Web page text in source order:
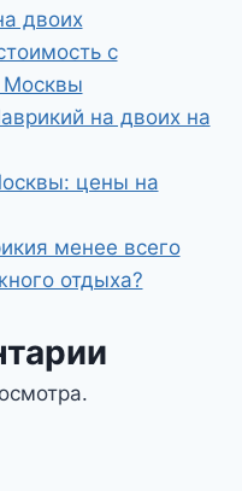
двоих
с
Москвы
на двоих на
цены на
менее всего
отдыха?